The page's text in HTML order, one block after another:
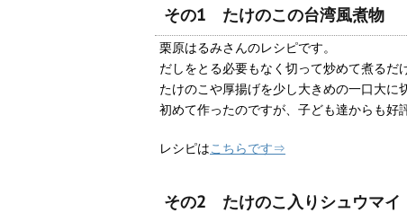
その1 たけのこの台湾風煮物
栗原はるみさんのレシピです。
だしをとる必要もなく切って炒めて煮るだ
たけのこや厚揚げを少し大きめの一口大に
初めて作ったのですが、子ども達からも好
レシピはこちらです⇒
その2 たけのこ入りシュウマイ